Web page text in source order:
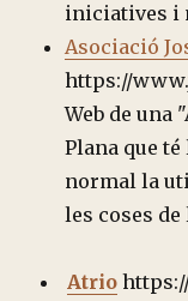
iniciatives i
Asociació
https://
Web de una
Plana que
normal la
les coses
Atrio